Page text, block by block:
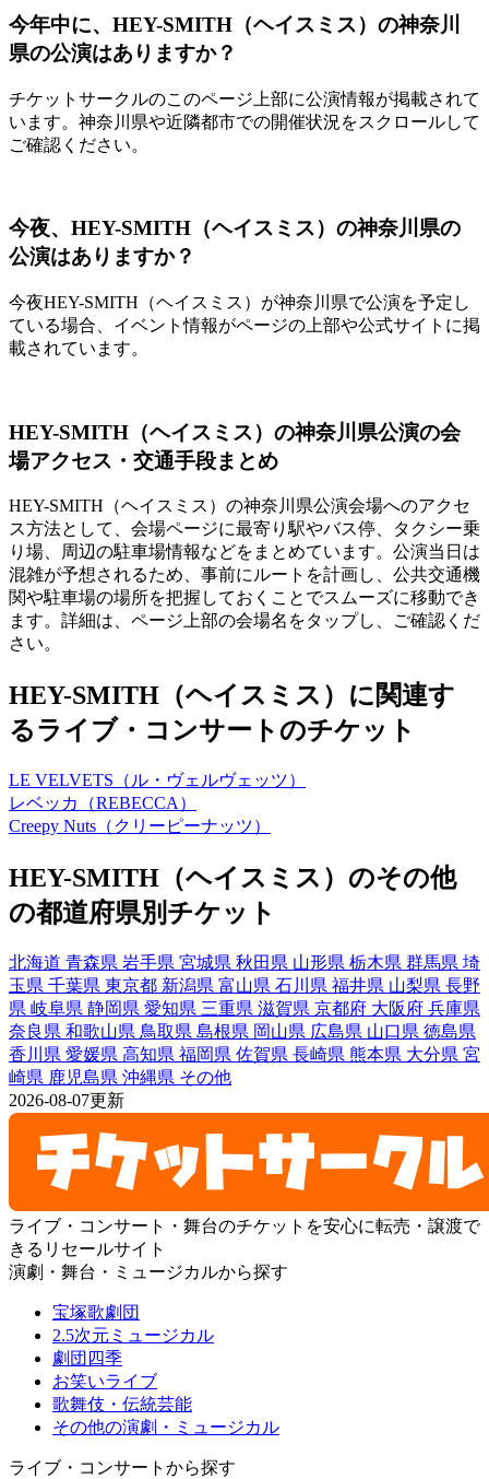
今年中に、HEY-SMITH（ヘイスミス）の神奈川
県の公演はありますか？
チケットサークルのこのページ上部に公演情報が掲載されて
います。神奈川県や近隣都市での開催状況をスクロールして
ご確認ください。
今夜、HEY-SMITH（ヘイスミス）の神奈川県の
公演はありますか？
今夜HEY-SMITH（ヘイスミス）が神奈川県で公演を予定し
ている場合、イベント情報がページの上部や公式サイトに掲
載されています。
HEY-SMITH（ヘイスミス）の神奈川県公演の会
場アクセス・交通手段まとめ
HEY-SMITH（ヘイスミス）の神奈川県公演会場へのアクセ
ス方法として、会場ページに最寄り駅やバス停、タクシー乗
り場、周辺の駐車場情報などをまとめています。公演当日は
混雑が予想されるため、事前にルートを計画し、公共交通機
関や駐車場の場所を把握しておくことでスムーズに移動でき
ます。詳細は、ページ上部の会場名をタップし、ご確認くだ
さい。
HEY-SMITH（ヘイスミス）に関連す
るライブ・コンサートのチケット
LE VELVETS（ル・ヴェルヴェッツ）
レベッカ（REBECCA）
Creepy Nuts（クリーピーナッツ）
HEY-SMITH（ヘイスミス）のその他
の都道府県別チケット
北海道 青森県 岩手県 宮城県 秋田県 山形県 栃木県 群馬県 埼
玉県 千葉県 東京都 新潟県 富山県 石川県 福井県 山梨県 長野
県 岐阜県 静岡県 愛知県 三重県 滋賀県 京都府 大阪府 兵庫県
奈良県 和歌山県 鳥取県 島根県 岡山県 広島県 山口県 徳島県
香川県 愛媛県 高知県 福岡県 佐賀県 長崎県 熊本県 大分県 宮
崎県 鹿児島県 沖縄県 その他
2026-08-07更新
ライブ・コンサート・舞台のチケットを安心に転売・譲渡で
きるリセールサイト
演劇・舞台・ミュージカルから探す
宝塚歌劇団
2.5次元ミュージカル
劇団四季
お笑いライブ
歌舞伎・伝統芸能
その他の演劇・ミュージカル
ライブ・コンサートから探す